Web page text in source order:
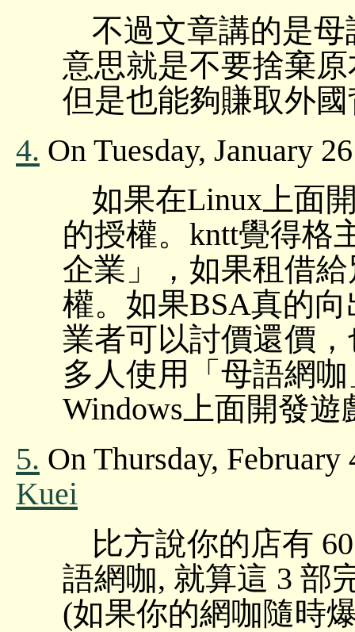
不過文章講的是母
意思就是不要捨棄
但是也能夠賺取外
4. On Tuesday, January
如果在Linux上面
的授權。kntt覺得格
企業」，如果租借
權。如果BSA真的
業者可以討價還價
多人使用「母語網
Windows上面開發遊
5. On Thursday,
Kuei
比方說你的店有
語網咖, 就算這 3 部
(如果你的網咖隨時